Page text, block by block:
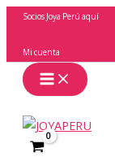
contenido
Socios Joya Perú aquí
Mi cuenta